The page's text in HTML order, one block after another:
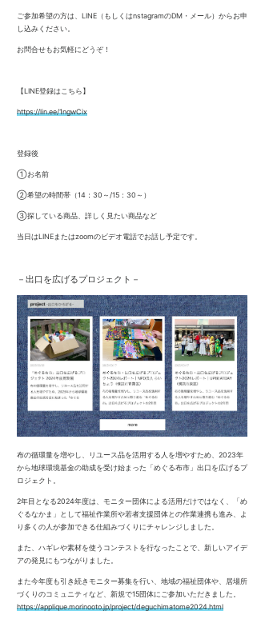
ご参加希望の方は、LINE（もしくはnstagramのDM・メール）からお申
し込みください。
お問合せもお気軽にどうぞ！
【LINE登録はこちら】
https://lin.ee/1ngwCix
登録後
①お名前
②希望の時間帯（14：30～/15：30～）
③探している商品、詳しく見たい商品など
当日はLINEまたはzoomのビデオ電話でお話し予定です。
－出口を広げるプロジェクト－
布の循環量を増やし、リユース品を活用する人を増やすため、2023年
から地球環境基金の助成を受け始まった「めぐる布市」出口を広げるプ
ロジェクト。
2年目となる2024年度は、モニター団体による活用だけではなく、「め
ぐるなかま」として福祉作業所や若者支援団体との作業連携も進み、よ
り多くの人が参加できる仕組みづくりにチャレンジしました。
また、ハギレや素材を使うコンテストを行なったことで、新しいアイデ
アの発見にもつながりました。
また今年度も引き続きモニター募集を行い、地域の福祉団体や、居場所
づくりのコミュニティなど、新規で15団体にご参加いただきました。
https://applique.morinooto.jp/project/deguchimatome2024.html